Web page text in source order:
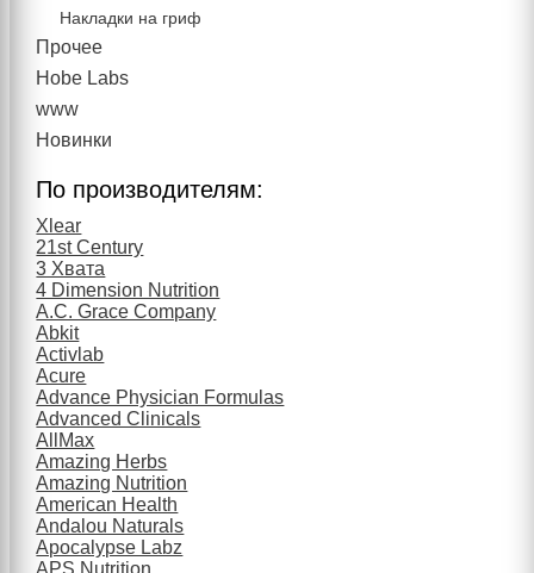
Накладки на гриф
Прочее
Hobe Labs
www
Новинки
По производителям:
Xlear
21st Century
3 Хвата
4 Dimension Nutrition
A.C. Grace Company
Abkit
Activlab
Acure
Advance Physician Formulas
Advanced Clinicals
AllMax
Amazing Herbs
Amazing Nutrition
American Health
Andalou Naturals
Apocalypse Labz
APS Nutrition